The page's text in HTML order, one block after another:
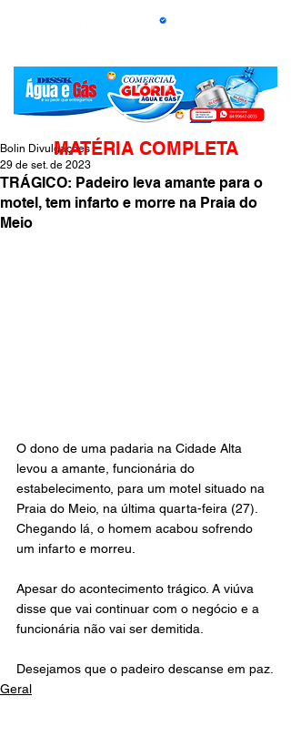
TRÁGICO: Padeiro leva amante para o
motel, tem infarto e morre na Praia do
Meio
Bolin Divulgações
29 de set. de 2023
O dono de uma padaria na Cidade Alta
levou a amante, funcionária do
estabelecimento, para um motel situado na
Praia do Meio, na última quarta-feira (27).
Chegando lá, o homem acabou sofrendo
um infarto e morreu.
Apesar do acontecimento trágico. A viúva
disse que vai continuar com o negócio e a
funcionária não vai ser demitida.
Desejamos que o padeiro descanse em paz.
Geral
MATÉRIA COMPLETA